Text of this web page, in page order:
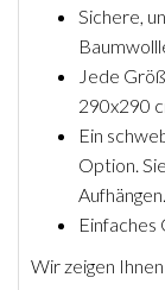
Sichere,
Jede
290x290
Ein
Option.
Aufhängen.
Einfaches
Wir zeigen